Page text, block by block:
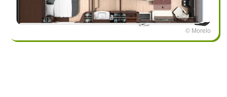
© Morelo